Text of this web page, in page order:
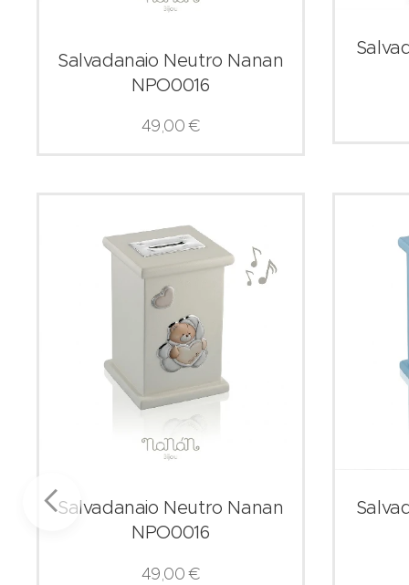
Salvadanaio Neutro Nanan
NPO0016
49,00€
Salvadanaio Neutro Nanan
NPO0016
49,00€